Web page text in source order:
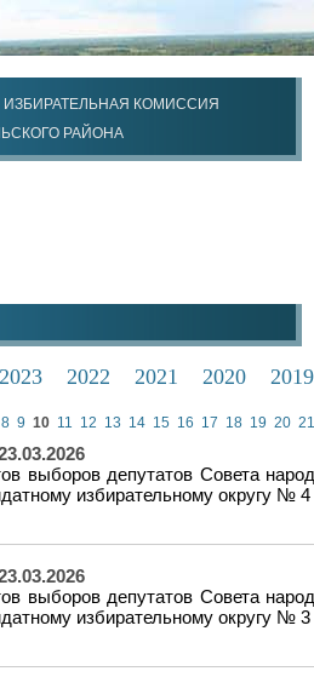
КОМИССИЯ
РАЙОНА
2023 2022 2021 2020 2019
8 9 10 11 12 13 14 15 16 17 18 19 20 21
выборов депутатов Совета
избирательному округу № 4
выборов депутатов Совета
избирательному округу № 3